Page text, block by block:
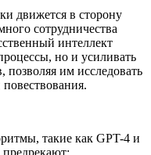
движется в сторону
сотрудничества
интеллект
но и усиливать
позволяя им исследовать
такие как GPT-4 и